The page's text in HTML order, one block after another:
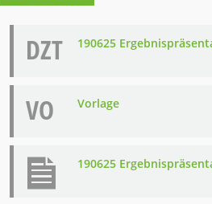
DZT 190625
VO Vorlage
190625